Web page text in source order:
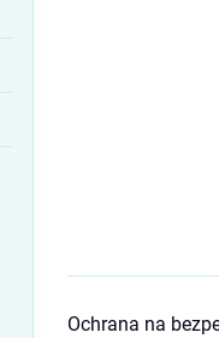
Ochrana na